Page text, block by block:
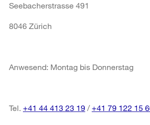
Seebacherstrasse 491
8046 Zürich
Anwesend: Montag bis Donnerstag
Tel. +41 44 413 23 19 /+41 79 122 15